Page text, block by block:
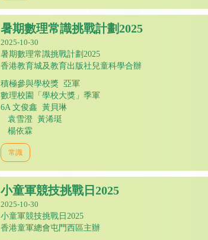
暑期數理常識挑戰計劃2025
2025-10-30
暑期數理常識挑戰計劃2025
香港教育城及教育出版社兒童科學合辦
積極參與學校獎 亞軍
數理校園「學校大獎」季軍
6A 文俊鑫 黃貝琳
袁雪澄 黃浠珽
楊依霖
常識
小童軍競技挑戰日2025
2025-10-30
小童軍競技挑戰日2025
香港童軍總會屯門西區主辦